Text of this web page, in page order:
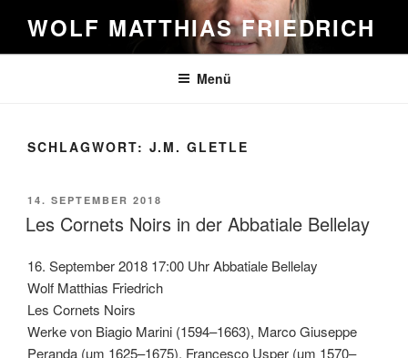
Inhalt
springen
WOLF MATTHIAS FRIEDRICH
Menü
SCHLAGWORT: J.M. GLETLE
VERÖFFENTLICHT
AM
14. SEPTEMBER 2018
Les Cornets Noirs in der Abbatiale Bellelay
16. September 2018 17:00 Uhr Abbatiale Bellelay
Wolf Matthias Friedrich
Les Cornets Noirs
Werke von Biagio Marini (1594–1663), Marco Giuseppe
Peranda (um 1625–1675), Francesco Usper (um 1570–